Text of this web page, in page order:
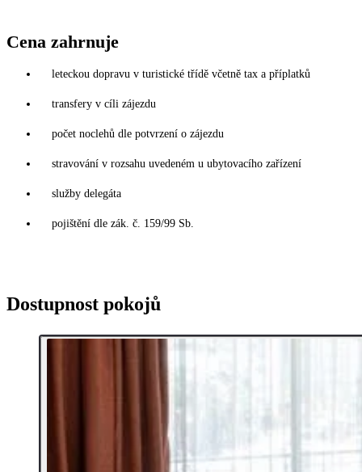
Cena zahrnuje
leteckou dopravu v turistické třídě včetně tax a příplatků
transfery v cíli zájezdu
počet noclehů dle potvrzení o zájezdu
stravování v rozsahu uvedeném u ubytovacího zařízení
služby delegáta
pojištění dle zák. č. 159/99 Sb.
Dostupnost pokojů